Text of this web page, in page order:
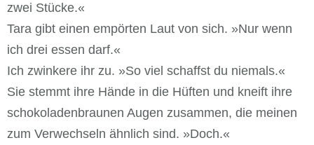
zwei Stücke.«
Tara gibt einen empörten Laut von sich. »Nur wenn
ich drei essen darf.«
Ich zwinkere ihr zu. »So viel schaffst du niemals.«
Sie stemmt ihre Hände in die Hüften und kneift ihre
schokoladenbraunen Augen zusammen, die meinen
zum Verwechseln ähnlich sind. »Doch.«